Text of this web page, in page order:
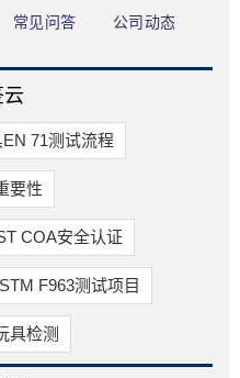
常见问答 公司动态
71测试流程
要性
COA安全认证
F963测试项目
具检测